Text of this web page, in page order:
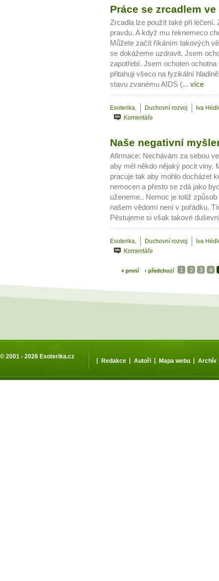
Práce se zrcadlem
Zrcadla lze použít také při
pravdu. A když mu řeknemeco
Můžete začít říkáním takových
se dokážeme uzdravit. Jsem
zapotřebí. Jsem ochoten
přitahuji všeco na fyzikální
stavu zvanému AIDS (... více
Esoterika, Duchovní rozvoj
Iva
Komentáře
Naše negativní
Afirmace: Nechávám za sebou
aby měl někdo nějaký pocit viny.
pracuje tak aby mohlo docházet
nemocen a přesto se zdá jako
uženeme.. Nemoc je totiž
našem vědomí není v pořádku.
Pěstujeme si však takové
Esoterika, Duchovní rozvoj
Iva
Komentáře
« první ‹ předchozí 1 2 3 4
© 2001 - 2026 Esoterika.cz
| Redakce | Autoři | Mapa webu | Archív